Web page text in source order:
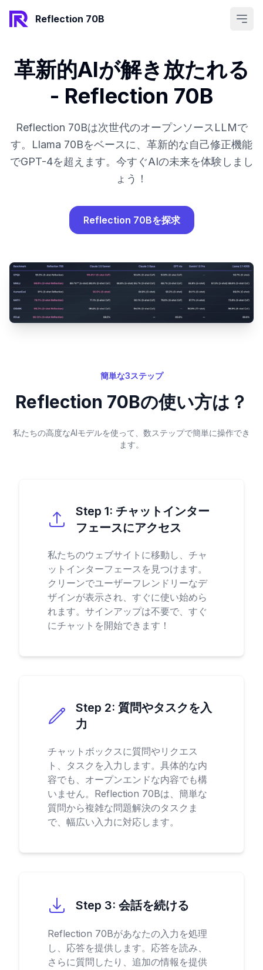
Reflection 70B Open
革新的AIが解き放たれる
- Reflection 70B
Reflection 70Bは次世代のオープンソースLLMで
す。Llama 70Bをベースに、革新的な自己修正機能
でGPT-4を超えます。今すぐAIの未来を体験しまし
ょう！
Reflection 70Bを探求
簡単な3ステップ
Reflection 70Bの使い方は？
私たちの高度なAIモデルを使って、数ステップで簡単に操作でき
ます。
Step 1: チャットインター
フェースにアクセス
私たちのウェブサイトに移動し、チャ
ットインターフェースを見つけます。
クリーンでユーザーフレンドリーなデ
ザインが表示され、すぐに使い始めら
れます。サインアップは不要で、すぐ
にチャットを開始できます！
Step 2: 質問やタスクを入
力
チャットボックスに質問やリクエス
ト、タスクを入力します。具体的な内
容でも、オープンエンドな内容でも構
いません。Reflection 70Bは、簡単な
質問から複雑な問題解決のタスクま
で、幅広い入力に対応します。
Step 3: 会話を続ける
Reflection 70Bがあなたの入力を処理
し、応答を提供します。応答を読み、
さらに質問したり、追加の情報を提供